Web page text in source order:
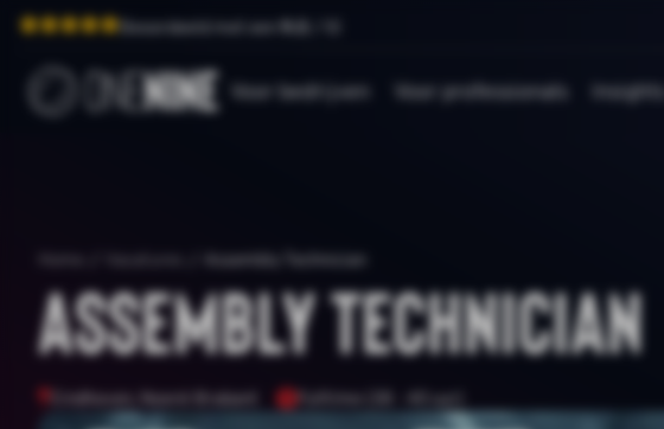
Beoordeeld met een 9.0
Voor bedrijven Voor professionals Insights
Assembly Technician
Assembly Technician
Eindhoven, Noord-Brabant Fulltime (38 - 40 uur)